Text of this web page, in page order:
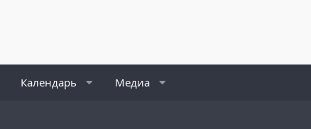
Календарь Медиа